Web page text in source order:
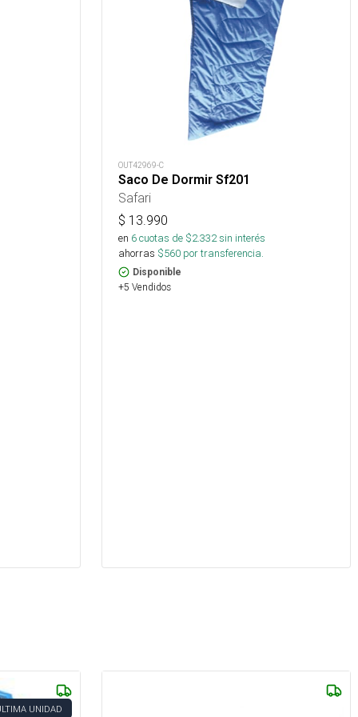
OUT42969-C
Saco De Dormir Sf201
Safari
$ 13.990
en 6cuotas de $2.332sin interés
ahorras $560 por transferencia.
Disponible
+5 Vendidos
UNIDAD